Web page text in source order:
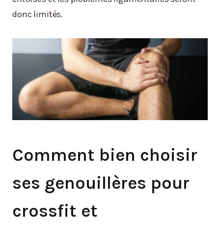
donc limités.
Comment bien choisir
ses genouillères pour
crossfit et